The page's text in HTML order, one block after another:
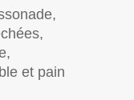
et pain